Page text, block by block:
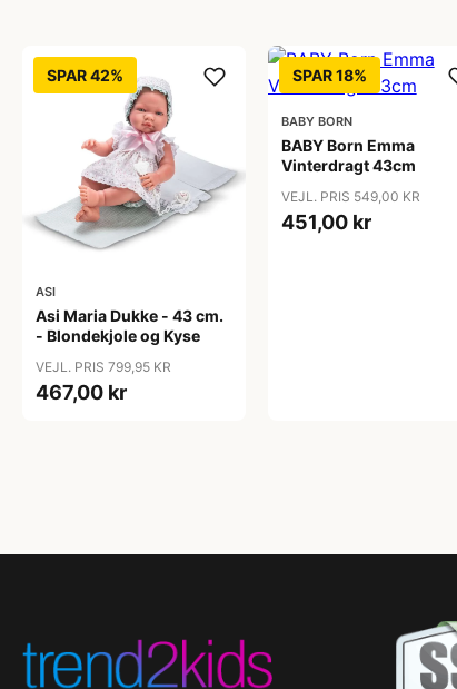
SPAR 42%
ASI
Asi Maria Dukke - 43 cm.
- Blondekjole og Kyse
VEJL. PRIS 799,95 KR
467,00 kr
SPAR 18%
BABY BORN
BABY Born Emma
Vinterdragt 43cm
VEJL. PRIS 549,00 KR
451,00 kr